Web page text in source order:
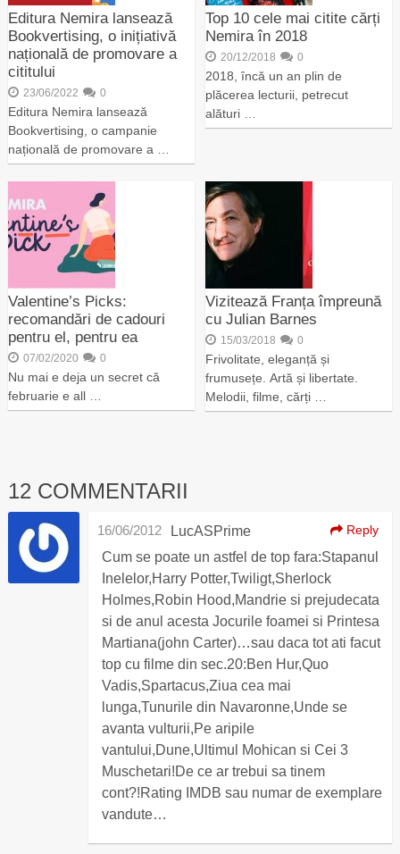
Editura Nemira lansează
Bookvertising, o inițiativă
națională de promovare a
cititului
23/06/2022 0
Editura Nemira lansează
Bookvertising, o campanie
națională de promovare a …
Top 10 cele mai citite cărți
Nemira în 2018
20/12/2018 0
2018, încă un an plin de
plăcerea lecturii, petrecut
alături …
Valentine’s Picks:
recomandări de cadouri
pentru el, pentru ea
07/02/2020 0
Nu mai e deja un secret că
februarie e all …
Vizitează Franța împreună
cu Julian Barnes
15/03/2018 0
Frivolitate, eleganță și
frumusețe. Artă și libertate.
Melodii, filme, cărți …
12 COMMENTARII
LucASPrime
16/06/2012 Reply
Cum se poate un astfel de top fara:Stapanul
Inelelor,Harry Potter,Twiligt,Sherlock
Holmes,Robin Hood,Mandrie si prejudecata
si de anul acesta Jocurile foamei si Printesa
Martiana(john Carter)…sau daca tot ati facut
top cu filme din sec.20:Ben Hur,Quo
Vadis,Spartacus,Ziua cea mai
lunga,Tunurile din Navaronne,Unde se
avanta vulturii,Pe aripile
vantului,Dune,Ultimul Mohican si Cei 3
Muschetari!De ce ar trebui sa tinem
cont?!Rating IMDB sau numar de exemplare
vandute…